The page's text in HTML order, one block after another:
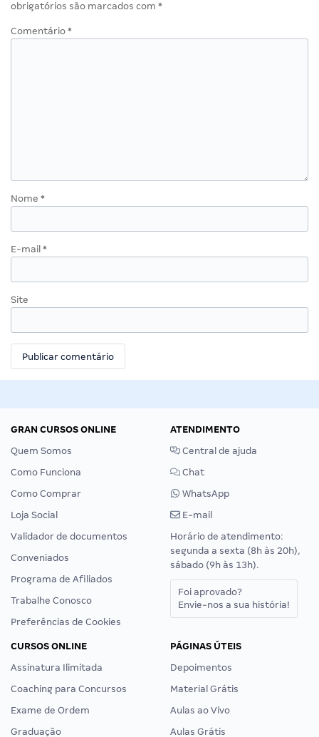
obrigatórios são marcados com *
Comentário *
Nome *
E-mail *
Site
GRAN CURSOS ONLINE
Quem Somos
Como Funciona
Como Comprar
Loja Social
Validador de documentos
Conveniados
Programa de Afiliados
Trabalhe Conosco
Preferências de Cookies
ATENDIMENTO
Central de ajuda
Chat
WhatsApp
E-mail
Horário de atendimento:
segunda a sexta (8h às 20h),
sábado (9h às 13h).
Foi aprovado?
Envie-nos a sua história!
CURSOS ONLINE
Assinatura Ilimitada
Coaching para Concursos
Exame de Ordem
Graduação
PÁGINAS ÚTEIS
Depoimentos
Material Grátis
Aulas ao Vivo
Aulas Grátis